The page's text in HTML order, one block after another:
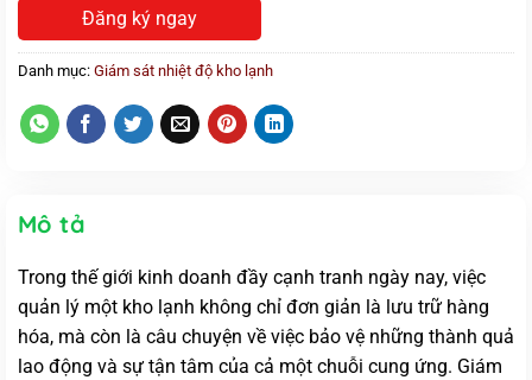
Đăng ký ngay
Danh mục: Giám sát nhiệt độ kho lạnh
Mô tả
Trong thế giới kinh doanh đầy cạnh tranh ngày nay, việc
quản lý một kho lạnh không chỉ đơn giản là lưu trữ hàng
hóa, mà còn là câu chuyện về việc bảo vệ những thành quả
lao động và sự tận tâm của cả một chuỗi cung ứng. Giám